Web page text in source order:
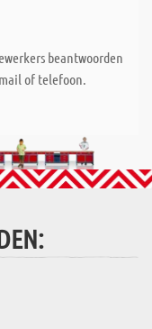
beantwoorden
of telefoon.